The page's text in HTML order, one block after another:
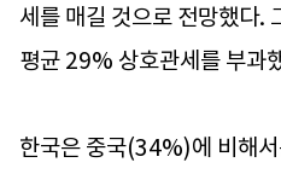
세를 매길 것으로 전망했다.
평균 29% 상호관세를 부과
한국은 중국(34%)에 비해